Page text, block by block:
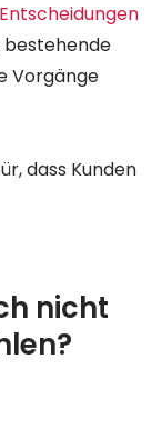
bestehende
Vorgänge
dass Kunden
nicht